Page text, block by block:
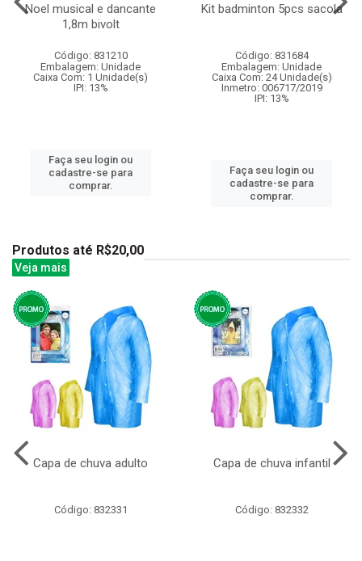
Noel musical e dancante
1,8m bivolt
Código: 831210
Embalagem: Unidade
Caixa Com: 1 Unidade(s)
IPI: 13%
Faça seu login ou
cadastre-se para
comprar.
Kit badminton 5pcs sacola
Código: 831684
Embalagem: Unidade
Caixa Com: 24 Unidade(s)
Inmetro: 006717/2019
IPI: 13%
Faça seu login ou
cadastre-se para
comprar.
Produtos até R$20,00
Veja mais
Capa de chuva adulto
Código: 832331
Capa de chuva infantil
Código: 832332